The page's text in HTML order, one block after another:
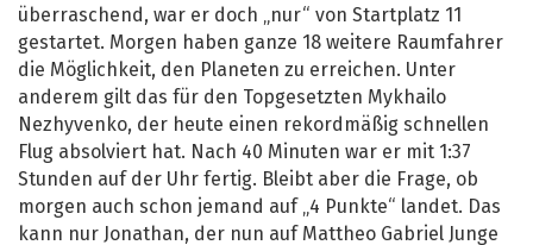
überraschend, war er doch „nur“ von Startplatz 11
gestartet. Morgen haben ganze 18 weitere Raumfahrer
die Möglichkeit, den Planeten zu erreichen. Unter
anderem gilt das für den Topgesetzten Mykhailo
Nezhyvenko, der heute einen rekordmäßig schnellen
Flug absolviert hat. Nach 40 Minuten war er mit 1:37
Stunden auf der Uhr fertig. Bleibt aber die Frage, ob
morgen auch schon jemand auf „4 Punkte“ landet. Das
kann nur Jonathan, der nun auf Mattheo Gabriel Junge